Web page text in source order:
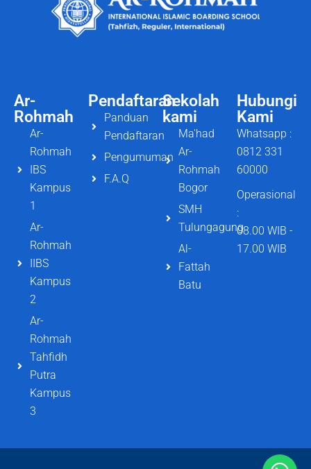
Ar-
Rohmah
Ar-
Rohmah
IBS
Kampus
1
Ar-
Rohmah
IIBS
Kampus
2
Ar-
Rohmah
Tahfidh
Putra
Kampus
3
Pendaftaran
Panduan
Pendaftaran
Pengumuman
F.A.Q
Hubungi
Kami
Whatsapp :
0812 331
60000
Operasional
:
08.00 WIB -
17.00 WIB
Sekolah
kami
Ma'had
Ar-
Rohmah
Bogor
SMH
Tulungagung
Al-
Fattah
Batu